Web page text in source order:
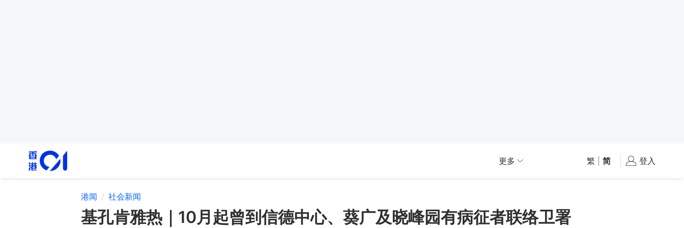
更多 繁 简 登入
港闻 社会新闻
基孔肯雅热｜10月起曾到信德中心、葵广及晓峰园有病征者联络卫署